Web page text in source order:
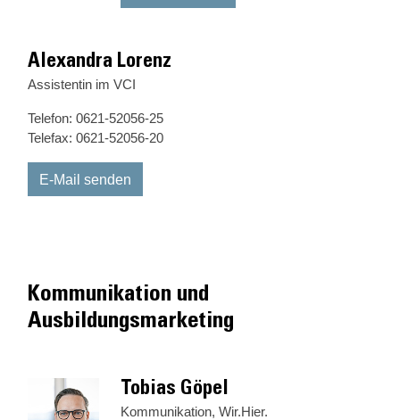
Alexandra Lorenz
Assistentin im VCI
Telefon: 0621-52056-25
Telefax: 0621-52056-20
E-Mail senden
Kommunikation und
Ausbildungsmarketing
Tobias Göpel
Kommunikation, Wir.Hier.